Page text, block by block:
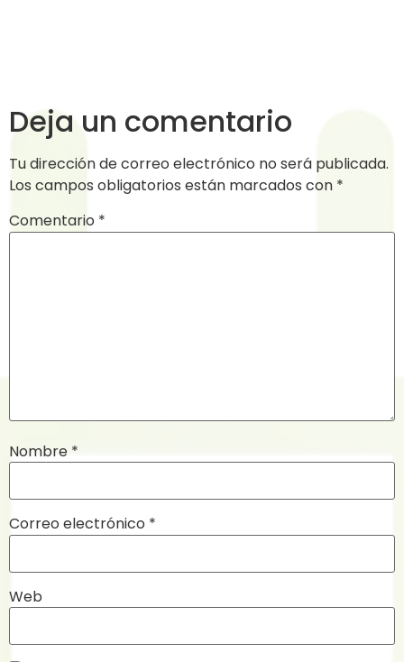
Deja un comentario
Tu dirección de correo electrónico no será publicada.
Los campos obligatorios están marcados con *
Comentario *
Nombre *
Correo electrónico *
Web